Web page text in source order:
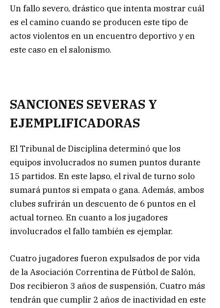
Un fallo severo, drástico que intenta mostrar cuál
es el camino cuando se producen este tipo de
actos violentos en un encuentro deportivo y en
este caso en el salonismo.
SANCIONES SEVERAS Y
EJEMPLIFICADORAS
El Tribunal de Disciplina determinó que los
equipos involucrados no sumen puntos durante
15 partidos. En este lapso, el rival de turno solo
sumará puntos si empata o gana. Además, ambos
clubes sufrirán un descuento de 6 puntos en el
actual torneo. En cuanto a los jugadores
involucrados el fallo también es ejemplar.
Cuatro jugadores fueron expulsados de por vida
de la Asociación Correntina de Fútbol de Salón,
Dos recibieron 3 años de suspensión, Cuatro más
tendrán que cumplir 2 años de inactividad en este